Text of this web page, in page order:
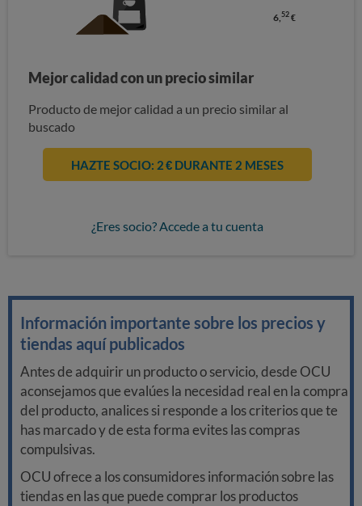
6,52 €
Mejor calidad con un precio similar
Producto de mejor calidad a un precio similar al
buscado
HAZTE SOCIO: 2 € DURANTE 2 MESES
¿Eres socio? Accede a tu cuenta
Información importante sobre los precios y
tiendas aquí publicados
Antes de adquirir un producto o servicio, desde OCU
aconsejamos que evalúes la necesidad real en la compra
del producto, analices si responde a los criterios que te
has marcado y de esta forma evites las compras
compulsivas.
OCU ofrece a los consumidores información sobre las
tiendas en las que puede comprar los productos